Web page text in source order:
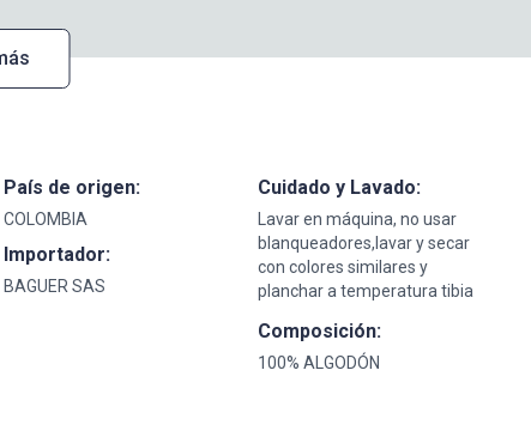
País de origen:
COLOMBIA
Importador:
BAGUER SAS
Cuidado y Lavado:
Lavar en máquina, no usar
blanqueadores,lavar y secar
con colores similares y
planchar a temperatura tibia
Composición:
100% ALGODÓN